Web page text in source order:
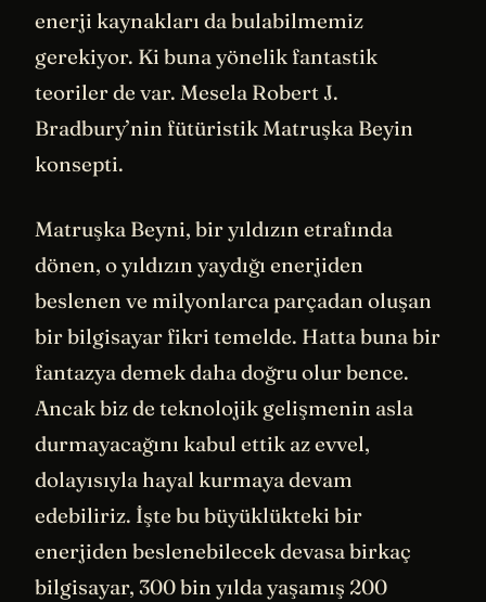
enerji kaynakları da bulabilmemiz
gerekiyor. Ki buna yönelik fantastik
teoriler de var. Mesela Robert J.
Bradbury’nin fütüristik Matruşka Beyin
konsepti.
Matruşka Beyni, bir yıldızın etrafında
dönen, o yıldızın yaydığı enerjiden
beslenen ve milyonlarca parçadan oluşan
bir bilgisayar fikri temelde. Hatta buna bir
fantazya demek daha doğru olur bence.
Ancak biz de teknolojik gelişmenin asla
durmayacağını kabul ettik az evvel,
dolayısıyla hayal kurmaya devam
edebiliriz. İşte bu büyüklükteki bir
enerjiden beslenebilecek devasa birkaç
bilgisayar, 300 bin yılda yaşamış 200